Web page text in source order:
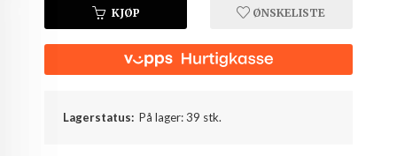
KJØP ØNSKELISTE
Lagerstatus: På lager: 39 stk.